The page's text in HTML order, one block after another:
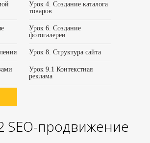
Урок 4. Создание каталога
товаров
Урок 6. Создание
фотогалереи
Урок 8. Структура сайта
Урок 9.1 Контекстная
реклама
SEO-продвижение